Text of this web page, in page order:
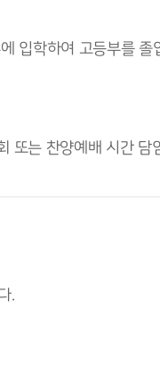
입학하여 고등부를 졸
또는 찬양예배 시간 담
.